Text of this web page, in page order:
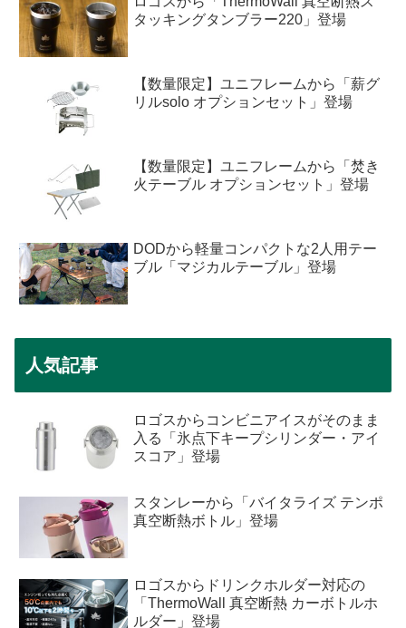
タッキングタンブラー220」登場
【数量限定】ユニフレームから「薪グ
リルsolo オプションセット」登場
【数量限定】ユニフレームから「焚き
火テーブル オプションセット」登場
DODから軽量コンパクトな2人用テー
ブル「マジカルテーブル」登場
人気記事
ロゴスからコンビニアイスがそのまま
入る「氷点下キープシリンダー・アイ
スコア」登場
スタンレーから「バイタライズ テンポ
真空断熱ボトル」登場
ロゴスからドリンクホルダー対応の
「ThermoWall 真空断熱 カーボトルホ
ルダー」登場